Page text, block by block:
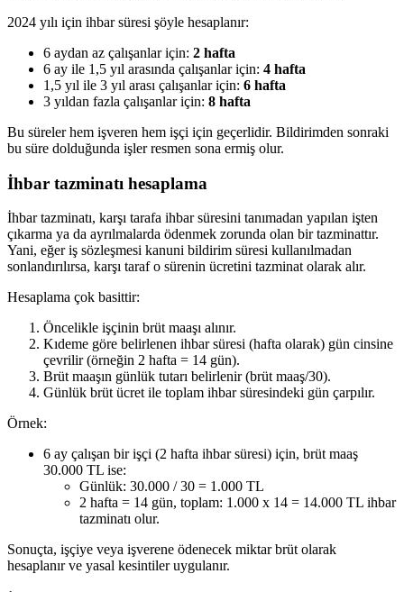
2024 yılı için ihbar süresi şöyle hesaplanır:
6 aydan az çalışanlar için: 2 hafta
6 ay ile 1,5 yıl arasında çalışanlar için: 4 hafta
1,5 yıl ile 3 yıl arası çalışanlar için: 6 hafta
3 yıldan fazla çalışanlar için: 8 hafta
Bu süreler hem işveren hem işçi için geçerlidir. Bildirimden sonraki
bu süre dolduğunda işler resmen sona ermiş olur.
İhbar tazminatı hesaplama
İhbar tazminatı, karşı tarafa ihbar süresini tanımadan yapılan işten
çıkarma ya da ayrılmalarda ödenmek zorunda olan bir tazminattır.
Yani, eğer iş sözleşmesi kanuni bildirim süresi kullanılmadan
sonlandırılırsa, karşı taraf o sürenin ücretini tazminat olarak alır.
Hesaplama çok basittir:
Öncelikle işçinin brüt maaşı alınır.
Kıdeme göre belirlenen ihbar süresi (hafta olarak) gün cinsine
çevrilir (örneğin 2 hafta = 14 gün).
Brüt maaşın günlük tutarı belirlenir (brüt maaş/30).
Günlük brüt ücret ile toplam ihbar süresindeki gün çarpılır.
Örnek:
6 ay çalışan bir işçi (2 hafta ihbar süresi) için, brüt maaş
30.000 TL ise:
Günlük: 30.000 / 30 = 1.000 TL
2 hafta = 14 gün, toplam: 1.000 x 14 = 14.000 TL ihbar
tazminatı olur.
Sonuçta, işçiye veya işverene ödenecek miktar brüt olarak
hesaplanır ve yasal kesintiler uygulanır.